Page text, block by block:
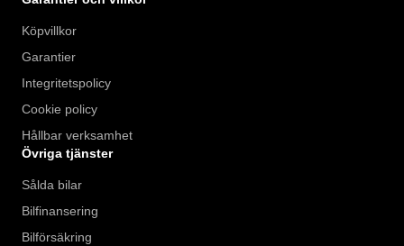
Köpvillkor
Garantier
Integritetspolicy
Cookie policy
Hållbar verksamhet
Övriga tjänster
Sålda bilar
Bilfinansering
Bilförsäkring